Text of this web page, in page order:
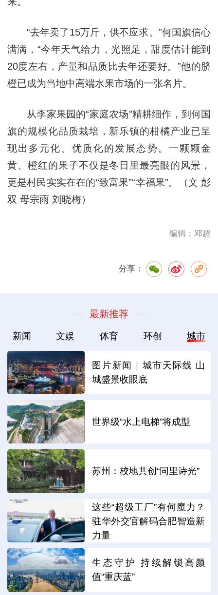
“去年卖了15万斤，供不应求。”何国旗信心
满满，“今年天气给力，光照足，甜度估计能到
20度左右，产量和品质比去年还要好。”他的脐
橙已成为当地中高端水果市场的一张名片。
从李家果园的“家庭农场”精耕细作，到何国
旗的规模化品质栽培，新乐镇的柑橘产业已呈
现出多元化、优质化的发展态势。一颗颗金
黄、橙红的果子不仅是冬日里最亮眼的风景，
更是村民实实在在的“致富果”“幸福果”。（文 彭
双 母宗雨 刘晓梅）
编辑：邓超
分享：
最新推荐
新闻 文娱 体育 环创 城市
图片新闻｜城市天际线 山
城盛景收眼底
世界级“水上电梯”将成型
苏州：校地共创“同里诗光”
这些“超级工厂”有何魔力？
驻华外交官解码合肥智造新
力量
生态守护 持续解锁高颜
值“重庆蓝”